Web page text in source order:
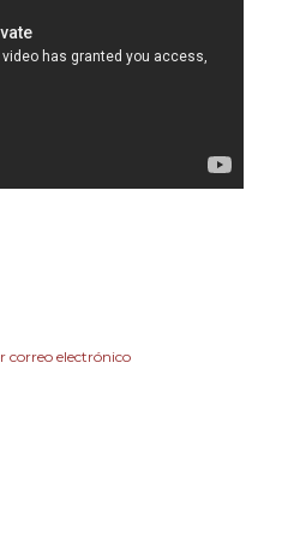
correo electrónico